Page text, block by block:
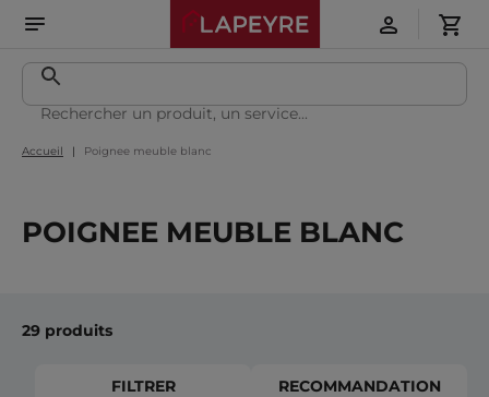
Accueil Poignee meuble blanc
POIGNEE MEUBLE BLANC
29 produits
FILTRER RECOMMANDATION